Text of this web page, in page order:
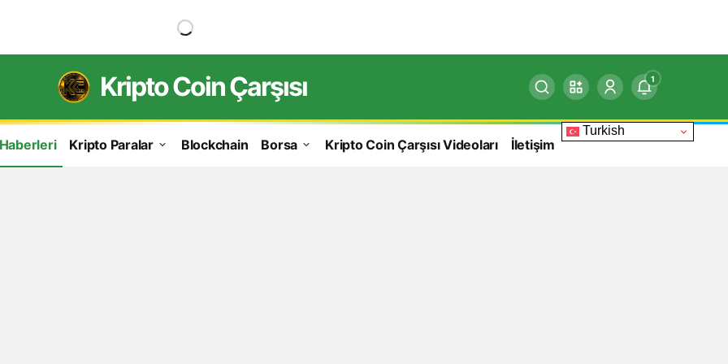
Kripto Coin Çarşısı 1
Kripto Paralar Blockchain Borsa Kripto Coin Çarşısı Videoları İletişim
Turkish